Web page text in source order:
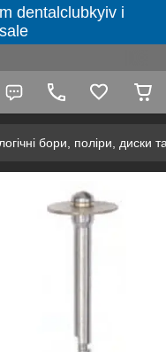
dentalclubkyiv і
бори, поліри, диски